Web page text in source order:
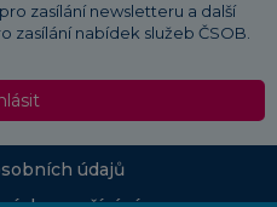
zasílání newsletteru a další
nabídek služeb ČSOB.
údajů